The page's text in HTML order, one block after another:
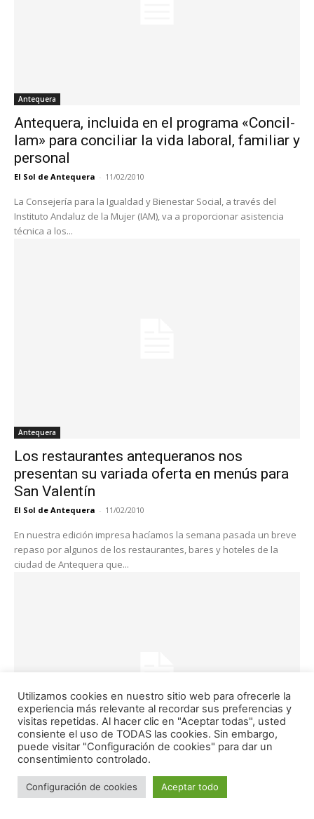
Antequera
Antequera, incluida en el programa «Concil-
Iam» para conciliar la vida laboral, familiar y
personal
El Sol de Antequera - 11/02/2010
La Consejería para la Igualdad y Bienestar Social, a través del
Instituto Andaluz de la Mujer (IAM), va a proporcionar asistencia
técnica a los...
Antequera
Los restaurantes antequeranos nos
presentan su variada oferta en menús para
San Valentín
El Sol de Antequera - 11/02/2010
En nuestra edición impresa hacíamos la semana pasada un breve
repaso por algunos de los restaurantes, bares y hoteles de la
ciudad de Antequera que...
Antequera
Actividades infantiles y juveniles en la
Utilizamos cookies en nuestro sitio web para ofrecerle la
experiencia más relevante al recordar sus preferencias y
visitas repetidas. Al hacer clic en "Aceptar todas", usted
consiente el uso de TODAS las cookies. Sin embargo,
puede visitar "Configuración de cookies" para dar un
consentimiento controlado.
Configuración de cookies Aceptar todo